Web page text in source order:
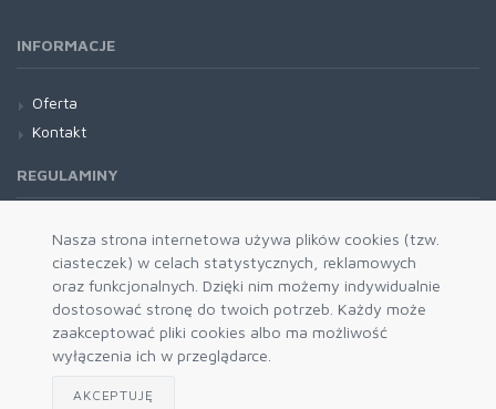
Nasza strona internetowa używa plików cookies (tzw.
ciasteczek) w celach statystycznych, reklamowych
oraz funkcjonalnych. Dzięki nim możemy indywidualnie
dostosować stronę do twoich potrzeb. Każdy może
zaakceptować pliki cookies albo ma możliwość
wyłączenia ich w przeglądarce.
AKCEPTUJĘ
INFORMACJE
Oferta
Kontakt
REGULAMINY
Regulamin